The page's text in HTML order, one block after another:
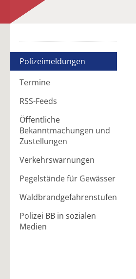
Polizeimeldungen
Termine
RSS-Feeds
Öffentliche
Bekanntmachungen und
Zustellungen
Verkehrswarnungen
Pegelstände für Gewässer
Waldbrandgefahrenstufen
Polizei BB in sozialen
Medien